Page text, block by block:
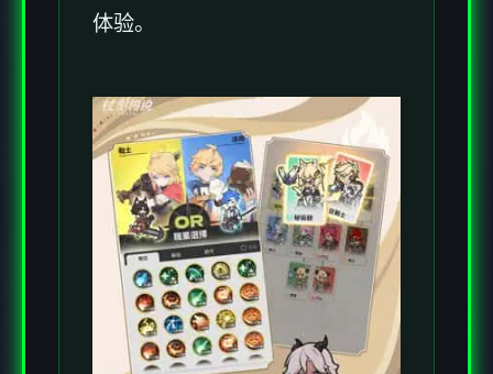
体验。